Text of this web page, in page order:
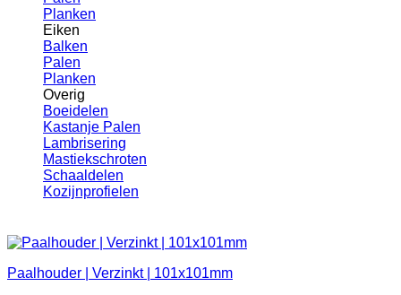
Planken
Eiken
Balken
Palen
Planken
Overig
Boeidelen
Kastanje Palen
Lambrisering
Mastiekschroten
Schaaldelen
Kozijnprofielen
Paalhouder | Verzinkt | 101x101mm